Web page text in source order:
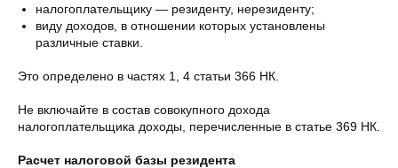
налогоплательщику — резиденту, нерезиденту;
виду доходов, в отношении которых установлены
различные ставки.
Это определено в частях 1, 4 статьи 366 НК.
Не включайте в состав совокупного дохода
налогоплательщика доходы, перечисленные в статье 369 НК.
Расчет налоговой базы резидента